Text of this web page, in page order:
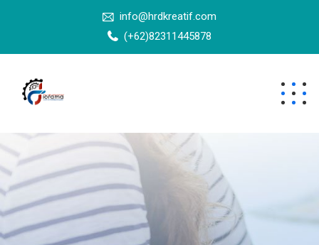
info@hrdkreatif.com
(+62)82311445878